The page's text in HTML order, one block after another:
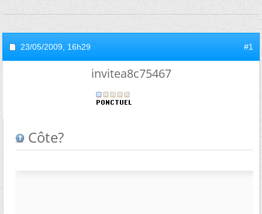
23/05/2009, 16h29 #1
invitea8c75467
Côte?